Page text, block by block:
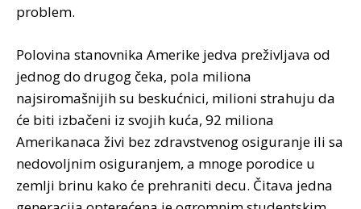
problem.
Polovina stanovnika Amerike jedva preživljava od
jednog do drugog čeka, pola miliona
najsiromašnijih su beskućnici, milioni strahuju da
će biti izbačeni iz svojih kuća, 92 miliona
Amerikanaca živi bez zdravstvenog osiguranje ili sa
nedovoljnim osiguranjem, a mnoge porodice u
zemlji brinu kako će prehraniti decu. Čitava jedna